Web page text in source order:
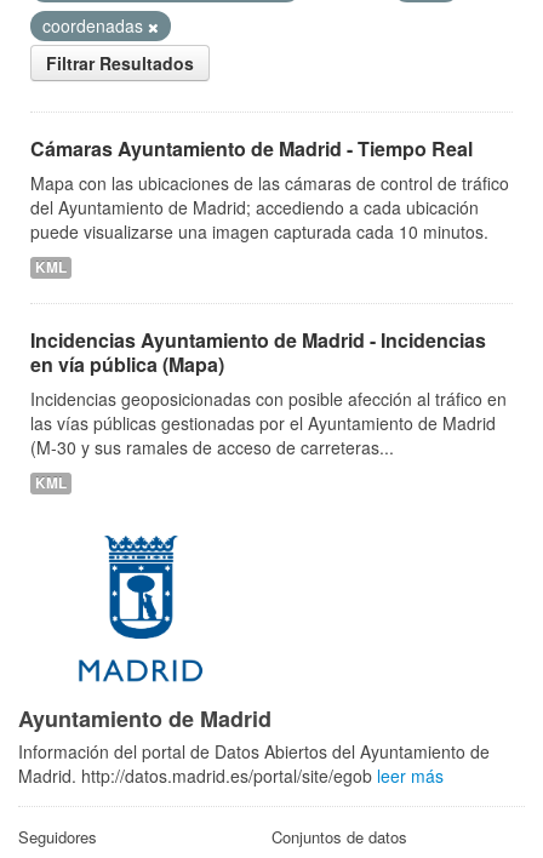
coordenadas
Filtrar Resultados
Cámaras Ayuntamiento de Madrid - Tiempo Real
Mapa con las ubicaciones de las cámaras de control de tráfico
del Ayuntamiento de Madrid; accediendo a cada ubicación
puede visualizarse una imagen capturada cada 10 minutos.
KML
Incidencias Ayuntamiento de Madrid - Incidencias
en vía pública (Mapa)
Incidencias geoposicionadas con posible afección al tráfico en
las vías públicas gestionadas por el Ayuntamiento de Madrid
(M-30 y sus ramales de acceso de carreteras...
KML
Ayuntamiento de Madrid
Información del portal de Datos Abiertos del Ayuntamiento de
Madrid. http://datos.madrid.es/portal/site/egob leer más
Seguidores Conjuntos de datos